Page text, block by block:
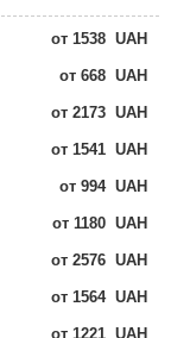
от 1538 UAH
от 668 UAH
от 2173 UAH
от 1541 UAH
от 994 UAH
от 1180 UAH
от 2576 UAH
от 1564 UAH
от 1221 UAH